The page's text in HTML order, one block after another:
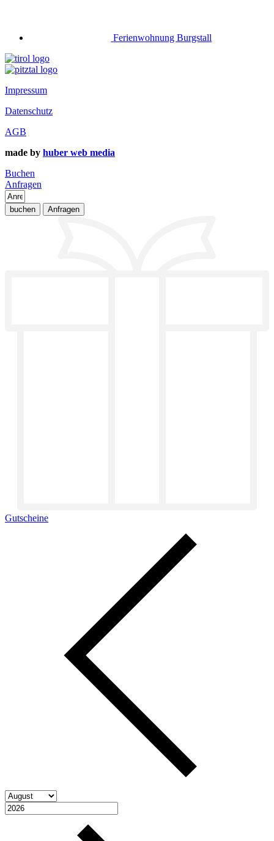
Ferienwohnung Burgstall
Impressum
Datenschutz
AGB
made by huber web media
Buchen
Anfragen
buchen Anfragen
Gutscheine